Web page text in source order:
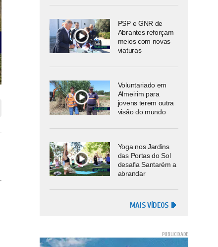
PSP e GNR de
Abrantes reforçam
meios com novas
viaturas
Voluntariado em
Almeirim para
jovens terem outra
visão do mundo
Yoga nos Jardins
das Portas do Sol
desafia Santarém a
abrandar
MAIS VÍDEOS